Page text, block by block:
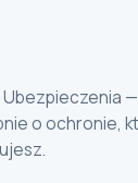
o ochronie,